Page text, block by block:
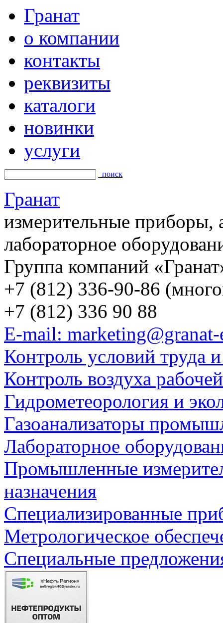
Гранат
о компании
контакты
реквизиты
каталоги
новинки
услуги
поиск
Гранат
измерительные приборы,
лабораторное
Группа компаний
+7 (812) 336-90-86
+7 (812) 336 90 88
E-mail:
Контроль условий труда
Контроль воздуха
Гидрометеорология и
Газоанализаторы
Лабораторное
Промышленные
назначения
Специализированные
Метрологическое
Специальные